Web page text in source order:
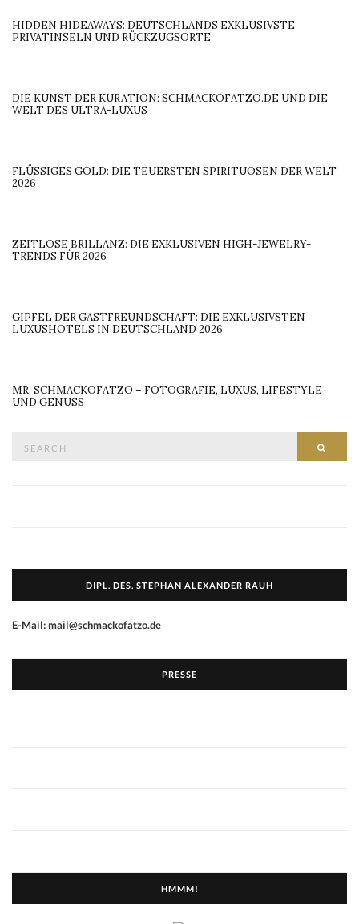
HIDDEN HIDEAWAYS: DEUTSCHLANDS EXKLUSIVSTE
PRIVATINSELN UND RÜCKZUGSORTE
DIE KUNST DER KURATION: SCHMACKOFATZO.DE UND DIE
WELT DES ULTRA-LUXUS
FLÜSSIGES GOLD: DIE TEUERSTEN SPIRITUOSEN DER WELT
2026
ZEITLOSE BRILLANZ: DIE EXKLUSIVEN HIGH-JEWELRY-
TRENDS FÜR 2026
GIPFEL DER GASTFREUNDSCHAFT: DIE EXKLUSIVSTEN
LUXUSHOTELS IN DEUTSCHLAND 2026
MR. SCHMACKOFATZO – FOTOGRAFIE, LUXUS, LIFESTYLE
UND GENUSS
DIPL. DES. STEPHAN ALEXANDER RAUH
E-Mail: mail@schmackofatzo.de
PRESSE
HMMM!